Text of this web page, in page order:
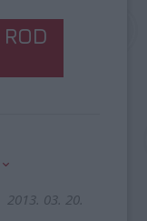
2013. 03. 20.